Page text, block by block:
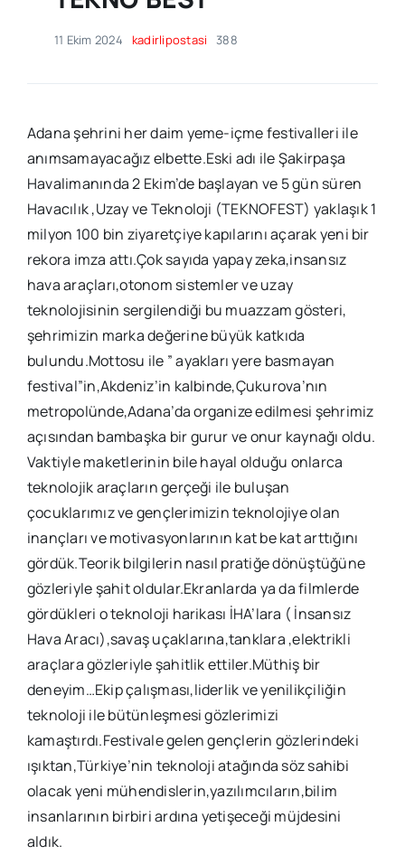
11 Ekim 2024 kadirlipostasi 388
Adana şehrini her daim yeme-içme festivalleri ile
anımsamayacağız elbette.Eski adı ile Şakirpaşa
Havalimanında 2 Ekim’de başlayan ve 5 gün süren
Havacılık ,Uzay ve Teknoloji (TEKNOFEST) yaklaşık 1
milyon 100 bin ziyaretçiye kapılarını açarak yeni bir
rekora imza attı.Çok sayıda yapay zeka,insansız
hava araçları,otonom sistemler ve uzay
teknolojisinin sergilendiği bu muazzam gösteri,
şehrimizin marka değerine büyük katkıda
bulundu.Mottosu ile ” ayakları yere basmayan
festival”in,Akdeniz’in kalbinde,Çukurova’nın
metropolünde,Adana’da organize edilmesi şehrimiz
açısından bambaşka bir gurur ve onur kaynağı oldu.
Vaktiyle maketlerinin bile hayal olduğu onlarca
teknolojik araçların gerçeği ile buluşan
çocuklarımız ve gençlerimizin teknolojiye olan
inançları ve motivasyonlarının kat be kat arttığını
gördük.Teorik bilgilerin nasıl pratiğe dönüştüğüne
gözleriyle şahit oldular.Ekranlarda ya da filmlerde
gördükleri o teknoloji harikası İHA’lara ( İnsansız
Hava Aracı),savaş uçaklarına,tanklara ,elektrikli
araçlara gözleriyle şahitlik ettiler.Müthiş bir
deneyim…Ekip çalışması,liderlik ve yenilikçiliğin
teknoloji ile bütünleşmesi gözlerimizi
kamaştırdı.Festivale gelen gençlerin gözlerindeki
ışıktan,Türkiye’nin teknoloji atağında söz sahibi
olacak yeni mühendislerin,yazılımcıların,bilim
insanlarının birbiri ardına yetişeceği müjdesini
aldık.